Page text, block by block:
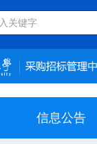
信息公告